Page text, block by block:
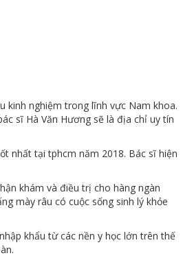
kinh nghiệm trong lĩnh vực Nam khoa.
sĩ Hà Văn Hương sẽ là địa chỉ uy tín
nhất tại tphcm năm 2018. Bác sĩ hiện
khám và điều trị cho hàng ngàn
mày râu có cuộc sống sinh lý khỏe
khẩu từ các nền y học lớn trên thế